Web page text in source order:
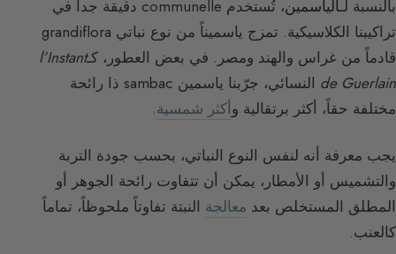
بالنسبة لـالياسمين
، تُستخدم communelle دقيقة جداً في
تراكيبنا الكلاسيكية. تمزج ياسميناً من نوع نباتي grandiflora
قادماً من غراس والهند ومصر. في بعض العطور، كـl’Instant
de Guerlain
النسائي، جرّبنا ياسمين sambac ذا رائحة
مختلفة حقاً، أكثر برتقالية وأكثر شمسية.
يجب معرفة أنه لنفس النوع النباتي، بحسب جودة التربة
والتشميس أو الأمطار، يمكن أن تتفاوت رائحة الجوهر أو
المطلق المستخلص بعد معالجة النبتة تفاوتاً ملحوظاً، تماماً
كالعنب.